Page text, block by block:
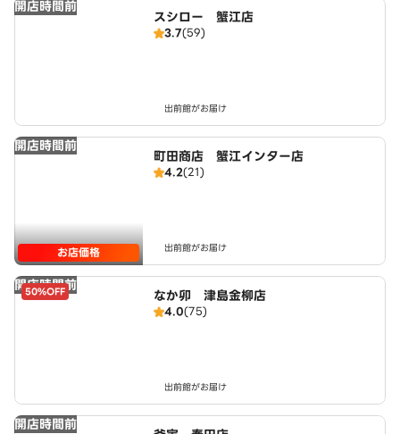
開店時間前
スシロー 蟹江店
3.7(59)
出前館がお届け
開店時間前
お店価格
町田商店 蟹江インター店
4.2(21)
出前館がお届け
開店時間前
50%OFF なか卯 津島金柳店
4.0(75)
出前館がお届け
開店時間前